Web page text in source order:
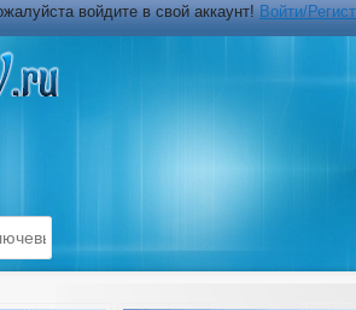
войдите в свой аккаунт!Войти/